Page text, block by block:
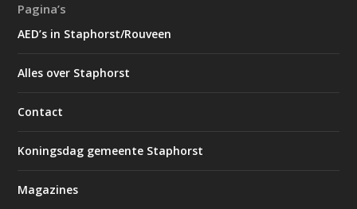
Pagina’s
AED’s in Staphorst/Rouveen
Alles over Staphorst
Contact
Koningsdag gemeente Staphorst
Magazines